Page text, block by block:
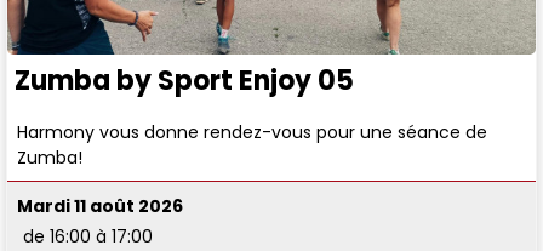
Zumba by Sport Enjoy 05
Harmony vous donne rendez-vous pour une séance de
Zumba!
Mardi 11 août 2026
de 16:00 à 17:00